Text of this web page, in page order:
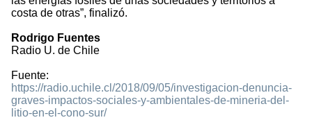
costa de otras”, finalizó.
Rodrigo Fuentes
Radio U. de Chile
Fuente:
https://radio.uchile.cl/2018/09/05/investigacion-denuncia-
graves-impactos-sociales-y-ambientales-de-mineria-del-
litio-en-el-cono-sur/